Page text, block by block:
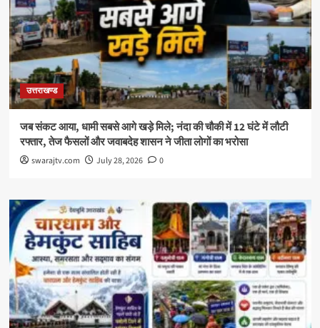
उत्तराखण्ड
जब संकट आया, धामी सबसे आगे खड़े मिले; नंदा की चौकी में 12 घंटे में लौटी
रफ्तार, तेज फैसलों और जवाबदेह शासन ने जीता लोगों का भरोसा
swarajtv.com July 28, 2026 0